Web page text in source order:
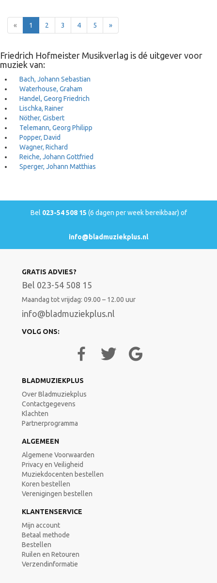
« Terug1 2 3 4 5 »Voor
Friedrich Hofmeister Musikverlag is dé uitgever voor
muziek van:
Bach, Johann Sebastian
Waterhouse, Graham
Handel, Georg Friedrich
Lischka, Rainer
Nöther, Gisbert
Telemann, Georg Philipp
Popper, David
Wagner, Richard
Reiche, Johann Gottfried
Sperger, Johann Matthias
Bel 023-54 508 15 (6 dagen per week bereikbaar) of
info@bladmuziekplus.nl
GRATIS ADVIES?
Bel 023-54 508 15
Maandag tot vrijdag: 09.00 – 12.00 uur
info@bladmuziekplus.nl
VOLG ONS:
BLADMUZIEKPLUS
Over Bladmuziekplus
Contactgegevens
Klachten
Partnerprogramma
ALGEMEEN
Algemene Voorwaarden
Privacy en Veiligheid
Muziekdocenten bestellen
Koren bestellen
Verenigingen bestellen
KLANTENSERVICE
Mijn account
Betaal methode
Bestellen
Ruilen en Retouren
Verzendinformatie